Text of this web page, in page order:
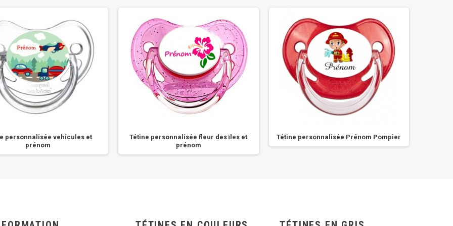
personnalisée vehicules et
prénom
Tétine personnalisée fleur des ïles et
prénom
Tétine personnalisée Prénom Pompier